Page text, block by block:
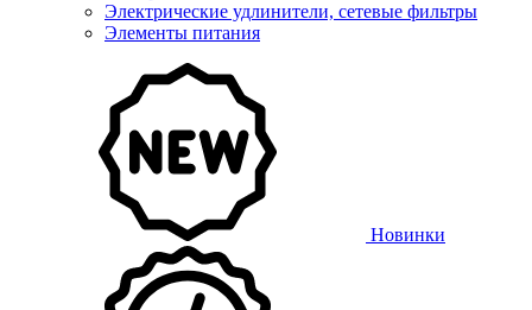
Электрические удлинители, сетевые фильтры
Элементы питания
Новинки